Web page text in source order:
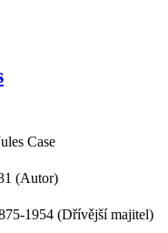
Case
(Autor)
1954 (Dřívější majitel)